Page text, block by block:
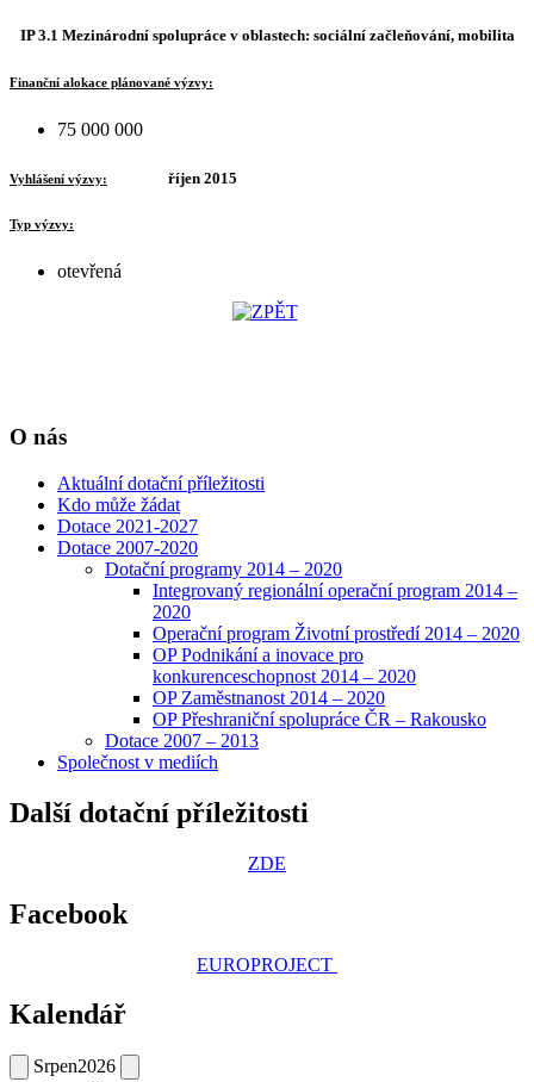
IP 3.1 Mezinárodní spolupráce v oblastech: sociální začleňování, mobilita
Finanční alokace plánované výzvy:
75 000 000
Vyhlášení výzvy: říjen 2015
Typ výzvy:
otevřená
O nás
Aktuální dotační příležitosti
Kdo může žádat
Dotace 2021-2027
Dotace 2007-2020
Dotační programy 2014 – 2020
Integrovaný regionální operační program 2014 –
2020
Operační program Životní prostředí 2014 – 2020
OP Podnikání a inovace pro
konkurenceschopnost 2014 – 2020
OP Zaměstnanost 2014 – 2020
OP Přeshraniční spolupráce ČR – Rakousko
Dotace 2007 – 2013
Společnost v mediích
Další dotační příležitosti
ZDE
Facebook
EUROPROJECT
Kalendář
Srpen2026